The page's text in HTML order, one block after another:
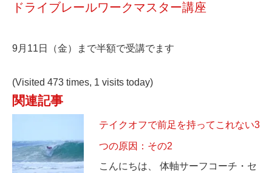
ドライブレールワークマスター講座
9月11日（金）まで半額で受講でます
(Visited 473 times, 1 visits today)
関連記事
テイクオフで前足を持ってこれない3
つの原因：その2
こんにちは、 体軸サーフコーチ・セ